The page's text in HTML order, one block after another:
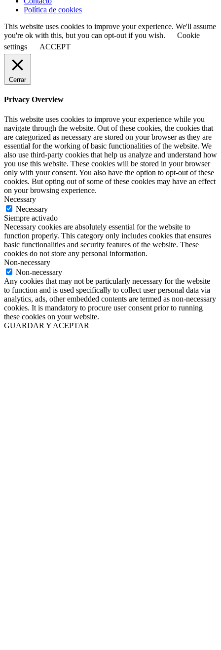
Política de cookies
This website uses cookies to improve your experience. We'll assume
you're ok with this, but you can opt-out if you wish.
Cookie
settings
ACCEPT
Cerrar
Privacy Overview
This website uses cookies to improve your experience while you
navigate through the website. Out of these cookies, the cookies that
are categorized as necessary are stored on your browser as they are
essential for the working of basic functionalities of the website. We
also use third-party cookies that help us analyze and understand how
you use this website. These cookies will be stored in your browser
only with your consent. You also have the option to opt-out of these
cookies. But opting out of some of these cookies may have an effect
on your browsing experience.
Necessary
Necessary
Siempre activado
Necessary cookies are absolutely essential for the website to
function properly. This category only includes cookies that ensures
basic functionalities and security features of the website. These
cookies do not store any personal information.
Non-necessary
Non-necessary
Any cookies that may not be particularly necessary for the website
to function and is used specifically to collect user personal data via
analytics, ads, other embedded contents are termed as non-necessary
cookies. It is mandatory to procure user consent prior to running
these cookies on your website.
GUARDAR Y ACEPTAR